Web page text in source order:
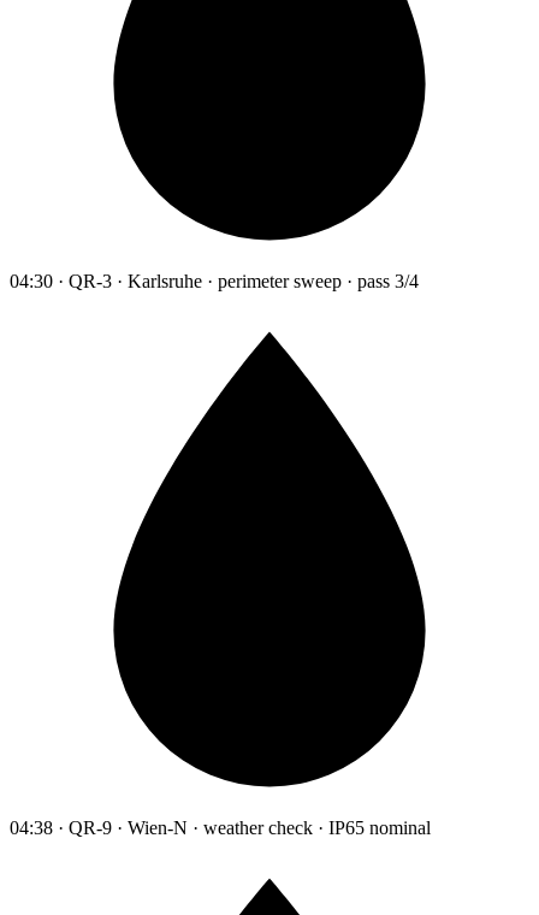
04:30 · QR-3 · Karlsruhe · perimeter sweep · pass 3/4
04:38 · QR-9 · Wien-N · weather check · IP65 nominal